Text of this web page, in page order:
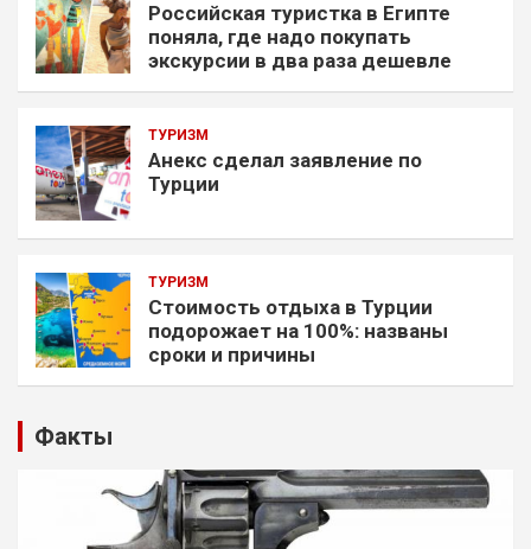
Российская туристка в Египте
поняла, где надо покупать
экскурсии в два раза дешевле
ТУРИЗМ
Анекс сделал заявление по
Турции
ТУРИЗМ
Стоимость отдыха в Турции
подорожает на 100%: названы
сроки и причины
Факты